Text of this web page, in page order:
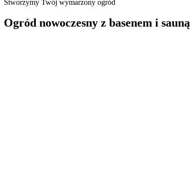
Stworzymy Twój wymarzony ogród
Ogród nowoczesny z basenem i sauną